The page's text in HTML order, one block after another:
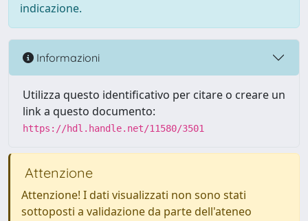
indicazione.
Informazioni
Utilizza questo identificativo per citare o creare un
link a questo documento:
https://hdl.handle.net/11580/3501
Attenzione
Attenzione! I dati visualizzati non sono stati
sottoposti a validazione da parte dell'ateneo